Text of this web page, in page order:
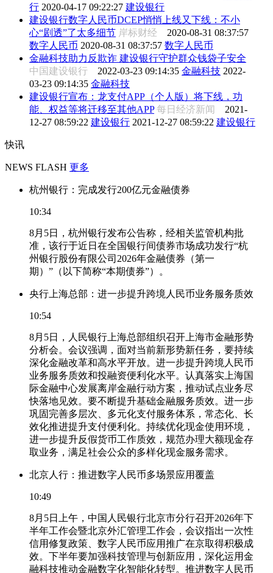
行 2020-04-17 09:22:27 建设银行
建设银行数字人民币DCEP悄悄上线又下线：不小
心“剧透”了太多细节 岸标财经 2020-08-31 08:37:57
数字人民币 2020-08-31 08:37:57 数字人民币
金融科技助力反欺诈 建设银行守护群众钱袋子安全
中国建设银行 2022-03-23 09:14:35 金融科技 2022-
03-23 09:14:35 金融科技
建设银行宣布：龙支付APP（个人版）将下线，功
能、权益等将迁移至其他APP 每日经济新闻 2021-
12-27 08:59:22 建设银行 2021-12-27 08:59:22 建设银行
快讯
NEWS FLASH 更多
杭州银行：完成发行200亿元金融债券
10:34
8月5日，杭州银行发布公告称，经相关监管机构批
准，该行于近日在全国银行间债券市场成功发行“杭
州银行股份有限公司2026年金融债券（第一
期）”（以下简称“本期债券”）。
央行上海总部：进一步提升跨境人民币业务服务质效
10:54
8月5日，人民银行上海总部组织召开上海市金融形势
分析会。会议强调，面对当前新形势新任务，要持续
深化金融改革和高水平开放。进一步提升跨境人民币
业务服务质效和投融资便利化水平。认真落实上海国
际金融中心发展离岸金融行动方案，推动试点业务尽
快落地见效。要不断提升基础金融服务质效。进一步
巩固完善多层次、多元化支付服务体系，常态化、长
效化推进提升支付便利化。持续优化现金使用环境，
进一步提升反假货币工作质效，规范办理大额现金存
取业务，满足社会公众的多样化现金服务需求。
北京人行：推进数字人民币多场景应用覆盖
10:49
8月5日上午，中国人民银行北京市分行召开2026年下
半年工作会暨北京外汇管理工作会，会议指出一次性
信用修复政策、数字人民币应用推广在京取得积极成
效。下半年要加强科技管理与创新应用，深化运用金
融科技推动金融数字化智能化转型。推进数字人民币